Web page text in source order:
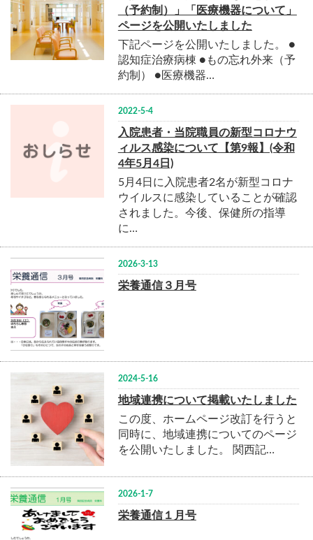
（予約制）」「医療機器について」
ページを公開いたしました
下記ページを公開いたしました。 ●
認知症治療病棟 ●もの忘れ外来（予
約制） ●医療機器…
2022-5-4
入院患者・当院職員の新型コロナウ
ィルス感染について【第9報】(令和
4年5月4日)
5月4日に入院患者2名が新型コロナ
ウイルスに感染していることが確認
されました。今後、保健所の指導
に…
2026-3-13
栄養通信３月号
2024-5-16
地域連携について掲載いたしました
この度、ホームページ改訂を行うと
同時に、地域連携についてのページ
を公開いたしました。 関西記…
2026-1-7
栄養通信１月号